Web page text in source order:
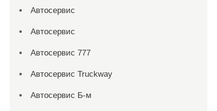
Автосервис
Автосервис
Автосервис 777
Автосервис Truckway
Автосервис Б-м